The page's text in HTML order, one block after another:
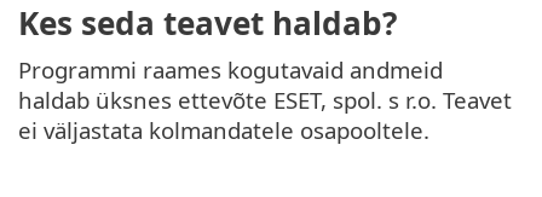
Kes seda teavet haldab?
Programmi raames kogutavaid andmeid
haldab üksnes ettevõte ESET, spol. s r.o. Teavet
ei väljastata kolmandatele osapooltele.